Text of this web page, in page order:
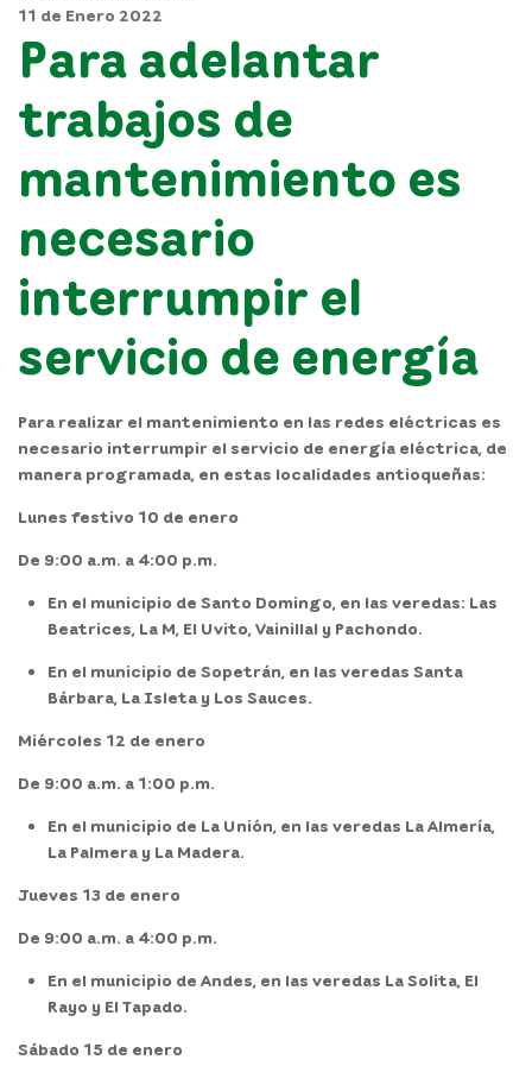
11 de Enero 2022
Para adelantar
trabajos de
mantenimiento es
necesario
interrumpir el
servicio de energía
Para realizar el mantenimiento en las redes eléctricas es
necesario interrumpir el servicio de energía eléctrica, de
manera programada, en estas localidades antioqueñas:
Lunes festivo 10 de enero
De 9:00 a.m. a 4:00 p.m.
En el municipio de Santo Domingo, en las veredas: Las
Beatrices, La M, El Uvito, Vainillal y Pachondo.
En el municipio de Sopetrán, en las veredas Santa
Bárbara, La Isleta y Los Sauces.
Miércoles 12 de enero
De 9:00 a.m. a 1:00 p.m.
En el municipio de La Unión, en las veredas La Almería,
La Palmera y La Madera.
Jueves 13 de enero
De 9:00 a.m. a 4:00 p.m.
En el municipio de Andes, en las veredas La Solita, El
Rayo y El Tapado.
Sábado 15 de enero